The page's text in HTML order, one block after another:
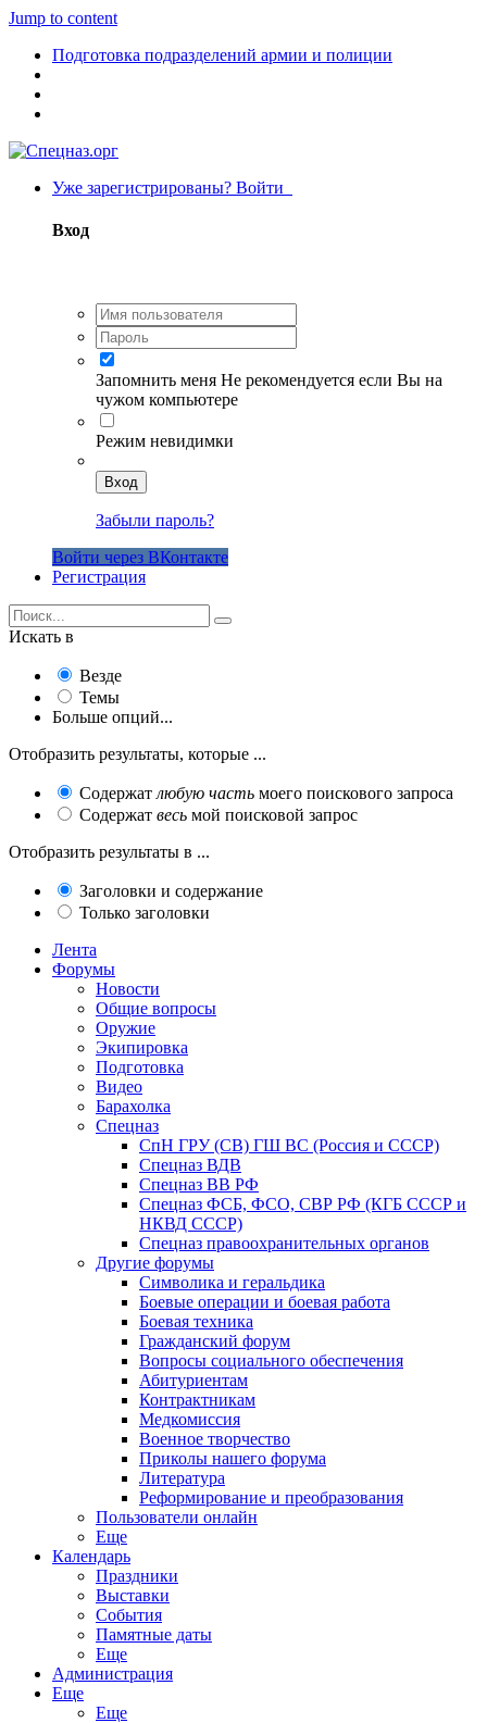
Jump to content
Подготовка подразделений армии и полиции
Уже зарегистрированы? Войти
Вход
Запомнить меня Не рекомендуется если Вы на
чужом компьютере
Режим невидимки
Вход
Забыли пароль?
Войти через ВКонтакте
Регистрация
Искать в
Везде
Темы
Больше опций...
Отобразить результаты, которые ...
Содержат любую часть моего поискового запроса
Содержат весь мой поисковой запрос
Отобразить результаты в ...
Заголовки и содержание
Только заголовки
Лента
Форумы
Новости
Общие вопросы
Оружие
Экипировка
Подготовка
Видео
Барахолка
Спецназ
СпН ГРУ (СВ) ГШ ВС (Россия и СССР)
Спецназ ВДВ
Спецназ ВВ РФ
Спецназ ФСБ, ФСО, СВР РФ (КГБ СССР и
НКВД СССР)
Спецназ правоохранительных органов
Другие форумы
Символика и геральдика
Боевые операции и боевая работа
Боевая техника
Гражданский форум
Вопросы социального обеспечения
Абитуриентам
Контрактникам
Медкомиссия
Военное творчество
Приколы нашего форума
Литература
Реформирование и преобразования
Пользователи онлайн
Еще
Календарь
Праздники
Выставки
События
Памятные даты
Еще
Администрация
Еще
Еще